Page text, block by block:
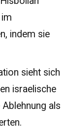
indem sie
sieht sich
israelische
als